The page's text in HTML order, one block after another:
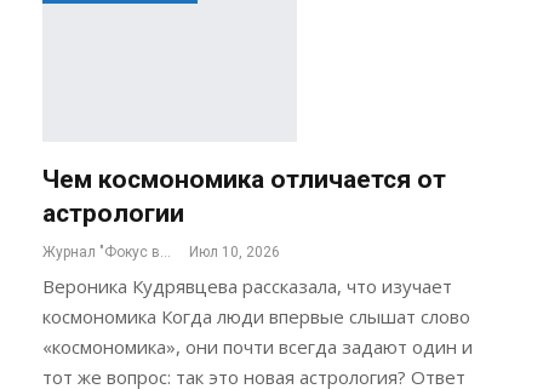
Чем космономика отличается от
астрологии
Журнал "Фокус внимания" Июл 10, 2026
Вероника Кудрявцева рассказала, что изучает
космономика Когда люди впервые слышат слово
«космономика», они почти всегда задают один и
тот же вопрос: так это новая астрология? Ответ